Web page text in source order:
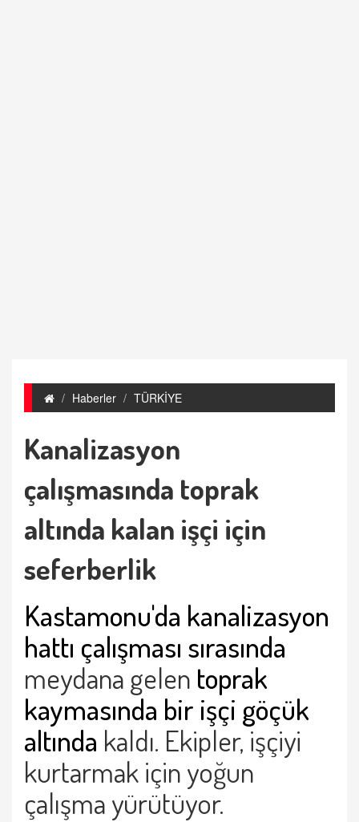
Haberler TÜRKİYE
Kanalizasyon
çalışmasında toprak
altında kalan işçi için
seferberlik
Kastamonu'da kanalizasyon
hattı çalışması sırasında
meydana gelen toprak
kaymasında bir işçi göçük
altında kaldı. Ekipler, işçiyi
kurtarmak için yoğun
çalışma yürütüyor.